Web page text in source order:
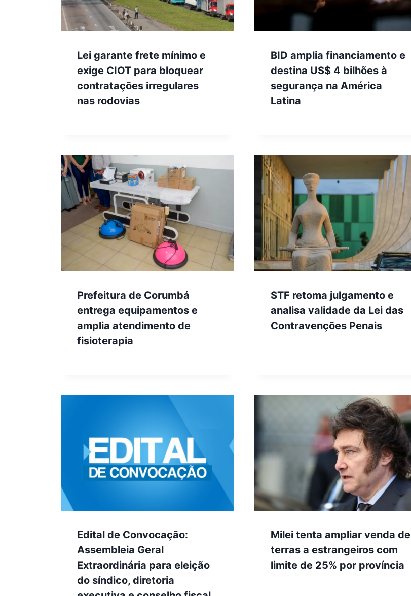
Lei garante frete mínimo e
exige CIOT para bloquear
contratações irregulares
nas rodovias
BID amplia financiamento e
destina US$ 4 bilhões à
segurança na América
Latina
Prefeitura de Corumbá
entrega equipamentos e
amplia atendimento de
fisioterapia
STF retoma julgamento e
analisa validade da Lei das
Contravenções Penais
Edital de Convocação:
Assembleia Geral
Extraordinária para eleição
do síndico, diretoria
Milei tenta ampliar venda de
terras a estrangeiros com
limite de 25% por província